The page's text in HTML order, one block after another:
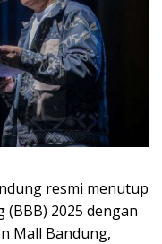
resmi menutup
2025 dengan
Mall Bandung,